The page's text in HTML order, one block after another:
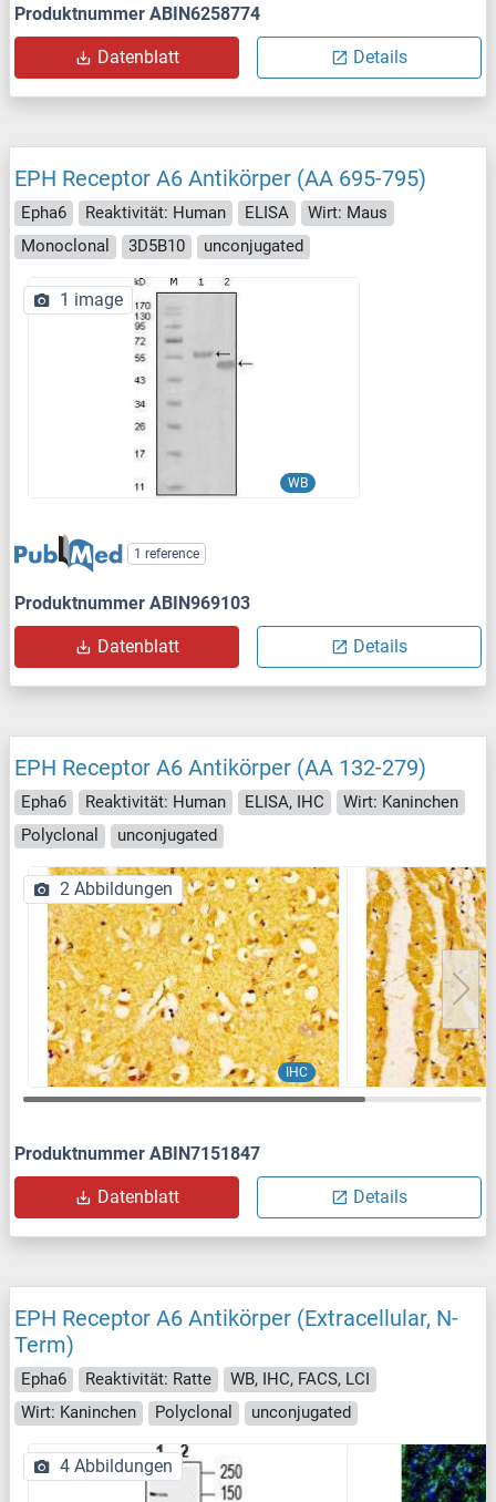
Produktnummer ABIN6258774
Datenblatt Details
EPH Receptor A6 Antikörper (AA 695-795)
Epha6 Reaktivität: Human ELISA
Wirt: Maus
Monoclonal
3D5B10 unconjugated
WB
1 image
1 reference
Produktnummer ABIN969103
Datenblatt Details
EPH Receptor A6 Antikörper (AA 132-279)
Epha6 Reaktivität: Human ELISA, IHC
Wirt: Kaninchen
Polyclonal
unconjugated
IHC
2 Abbildungen
Produktnummer ABIN7151847
Datenblatt Details
EPH Receptor A6 Antikörper (Extracellular, N-
Term)
Epha6 Reaktivität: Ratte
WB, IHC, FACS, LCI
Wirt: Kaninchen
Polyclonal unconjugated
4 Abbildungen